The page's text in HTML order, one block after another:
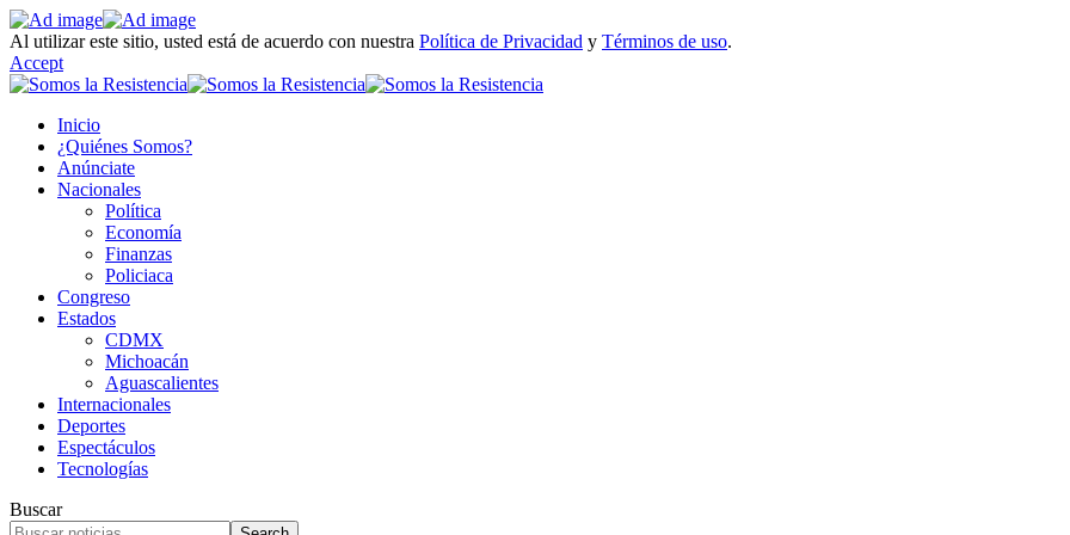
Al utilizar este sitio, usted está de acuerdo con nuestra Política de Privacidad y Términos de uso.
Accept
Inicio
¿Quiénes Somos?
Anúnciate
Nacionales
Política
Economía
Finanzas
Policiaca
Congreso
Estados
CDMX
Michoacán
Aguascalientes
Internacionales
Deportes
Espectáculos
Tecnologías
Buscar